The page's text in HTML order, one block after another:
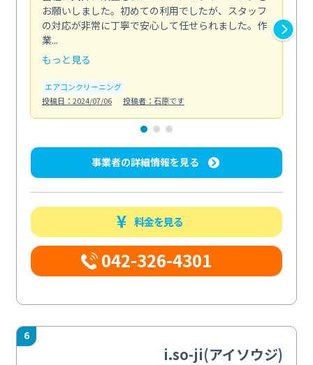
お願いしました。初めての利用でしたが、スタッフ
の対応が非常に丁寧で安心して任せられました。作
業...
もっと見る
エアコンクリーニング
投稿日：2024/07/06
投稿者：石原です
事業者の詳細情報を見る
料金を見る
042-326-4301
6
i.so-ji(アイソウジ)